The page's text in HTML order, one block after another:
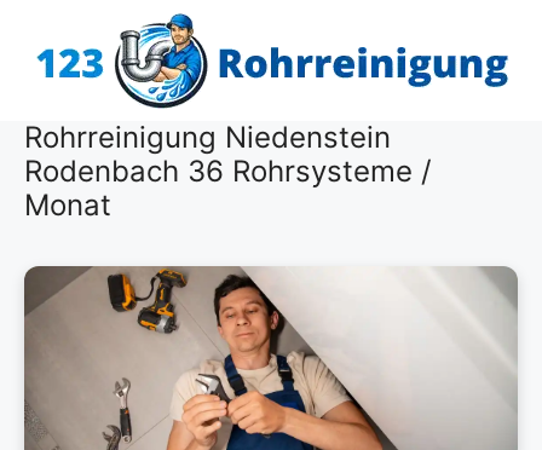
Inhalt
Rohrreinigung Niedenstein
Rodenbach 36 Rohrsysteme /
Monat